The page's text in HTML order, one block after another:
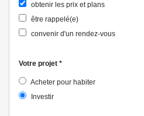
obtenir les prix et plans
être rappelé(e)
convenir d'un rendez-vous
Votre projet *
Acheter pour habiter
Investir